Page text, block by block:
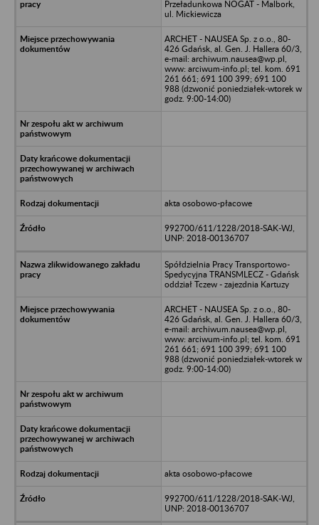
Przeładunkowa NOGAT - Malbork,
ul. Mickiewicza
ARCHET - NAUSEA Sp. z o.o., 80-
426 Gdańsk, al. Gen. J. Hallera 60/3,
e-mail: archiwum.nausea@wp.pl,
www: arciwum-info.pl; tel. kom. 691
261 661; 691 100 399; 691 100
988 (dzwonić poniedziałek-wtorek w
godz. 9:00-14:00)
akta osobowo-płacowe
992700/611/1228/2018-SAK-WJ,
UNP: 2018-00136707
Spółdzielnia Pracy Transportowo-
Spedycyjna TRANSMLECZ - Gdańsk
oddział Tczew - zajezdnia Kartuzy
ARCHET - NAUSEA Sp. z o.o., 80-
426 Gdańsk, al. Gen. J. Hallera 60/3,
e-mail: archiwum.nausea@wp.pl,
www: arciwum-info.pl; tel. kom. 691
261 661; 691 100 399; 691 100
988 (dzwonić poniedziałek-wtorek w
godz. 9:00-14:00)
akta osobowo-płacowe
992700/611/1228/2018-SAK-WJ,
UNP: 2018-00136707